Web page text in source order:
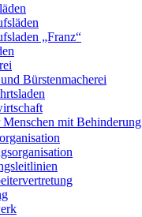
„Franz“
Bürstenmacherei
mit Behinderung